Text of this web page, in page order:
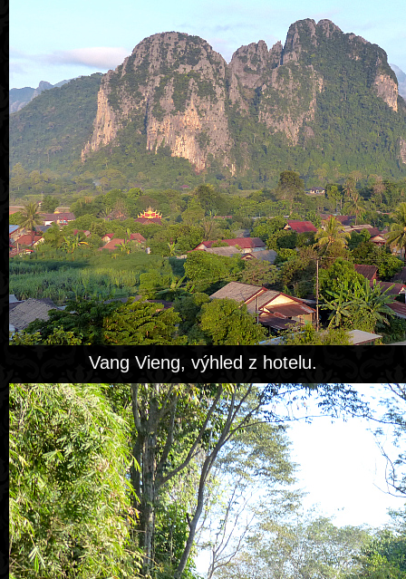
Vang Vieng, výhled z hotelu.